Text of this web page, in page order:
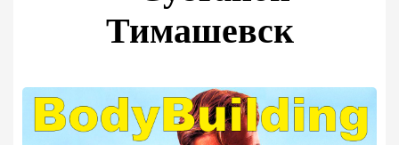
Тимашевск